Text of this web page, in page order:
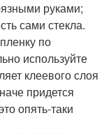
руками;
сами стекла.
по
используйте
клеевого слоя
придется
опять-таки